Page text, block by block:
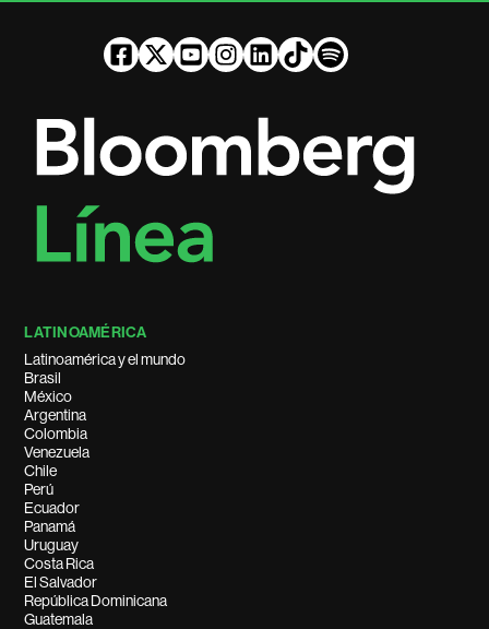
LATINOAMÉRICA
Latinoamérica y el mundo
Brasil
México
Argentina
Colombia
Venezuela
Chile
Perú
Ecuador
Panamá
Uruguay
Costa Rica
El Salvador
República Dominicana
Guatemala